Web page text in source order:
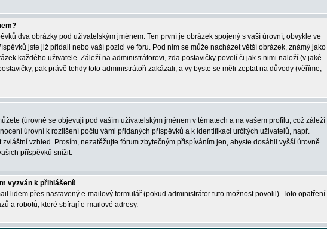
dva obrázky pod uživatelským jménem. Ten první je obrázek spojený s vaší úrovní, obvykle ve
jste již přidali nebo vaší pozici ve fóru. Pod ním se může nacházet větší obrázek, známý jako
každého uživatele. Záleží na administrátorovi, zda postavičky povolí či jak s nimi naloží (v jaké
pak právě tehdy toto administrátoři zakázali, a vy byste se měli zeptat na důvody (věříme,
(úrovně se objevují pod vaším uživatelským jménem v tématech a na vašem profilu, což záleží
úrovní k rozlišení počtu vámi přidaných příspěvků a k identifikaci určitých uživatelů, např.
vzhled. Prosím, nezatěžujte fórum zbytečným přispíváním jen, abyste dosáhli vyšší úrovně.
příspěvků snížit.
vyzván k přihlášení!
lidem přes nastavený e-mailový formulář (pokud administrátor tuto možnost povolil). Toto opatření
a robotů, které sbírají e-mailové adresy.